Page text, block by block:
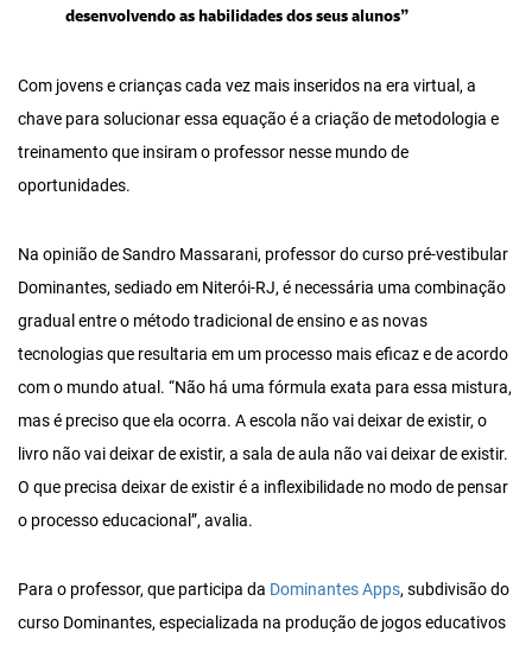
desenvolvendo as habilidades dos seus alunos”
Com jovens e crianças cada vez mais inseridos na era virtual, a
chave para solucionar essa equação é a criação de metodologia e
treinamento que insiram o professor nesse mundo de
oportunidades.
Na opinião de Sandro Massarani, professor do curso pré-vestibular
Dominantes, sediado em Niterói-RJ, é necessária uma combinação
gradual entre o método tradicional de ensino e as novas
tecnologias que resultaria em um processo mais eficaz e de acordo
com o mundo atual. “Não há uma fórmula exata para essa mistura,
mas é preciso que ela ocorra. A escola não vai deixar de existir, o
livro não vai deixar de existir, a sala de aula não vai deixar de existir.
O que precisa deixar de existir é a inflexibilidade no modo de pensar
o processo educacional”, avalia.
Para o professor, que participa da Dominantes Apps, subdivisão do
curso Dominantes, especializada na produção de jogos educativos